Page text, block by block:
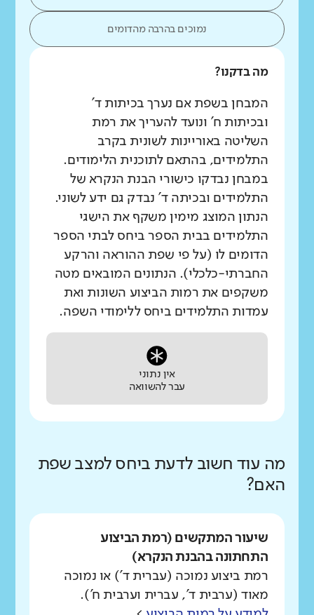
נמוכים בהרבה מהדומים
מה בדקנו?
המבחן בשפת אם נערך בכיתות ד'
ובכיתות ח' ונועד להעריך את רמת
השליטה באוריינות לשונית בקרב
התלמידים, בהתאם לתוכנית הלימודים.
במבחן נבדקו כישורי הבנת הנקרא של
התלמידים ובכיתה ד' נבדק גם ידע לשוני.
הנתון המוצג מימין משקף את הישגי
התלמידים בבית הספר ביחס לבתי הספר
הדומים לו (על פי שפת ההוראה והרקע
החברתי-כלכלי). הנתונים המובאים מטה
משקפים את רמות הביצוע השונות ואת
עמדות התלמידים ביחס ללימודי השפה.
אין נתוני
עבר להשוואה
מה עוד חשוב לדעת ביחס למצב שפת
האם?
שיעור המתקשים (רמת הביצוע
התחתונה בהבנת הנקרא)
רמת ביצוע נמוכה (עברית ד') או נמוכה
מאוד (ערבית ד', עברית וערבית ח').